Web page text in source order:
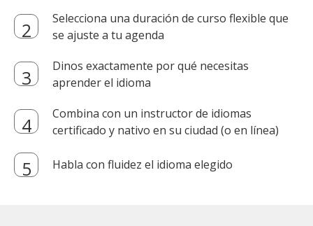
Selecciona una duración de curso flexible que
se ajuste a tu agenda
Dinos exactamente por qué necesitas
aprender el idioma
Combina con un instructor de idiomas
certificado y nativo en su ciudad (o en línea)
Habla con fluidez el idioma elegido